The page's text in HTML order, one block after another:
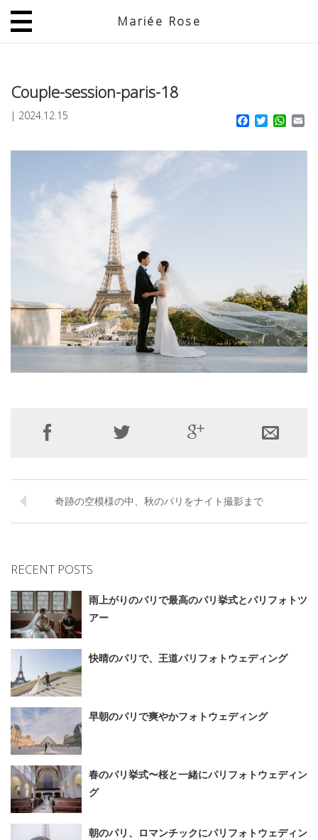
Mariée Rose
Couple-session-paris-18
| 2024.12.15 Facebook
Twitter
奇跡の空模様の中、秋のパリをナイト撮影まで
RECENT POSTS
雨上がりのパリで最高のパリ挙式とパリフォトツ
アー
快晴のパリで、王道パリフォトウェディング
早朝のパリで爽やかフォトウェディング
春のパリ挙式〜桜と一緒にパリフォトウェディン
グ
朝のパリ、ロマンチックにパリフォトウェディン